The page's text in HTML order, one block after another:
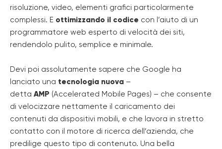
risoluzione, video, elementi grafici particolarmente
complessi. E ottimizzando il codice con l’aiuto di un
programmatore web esperto di velocità dei siti,
rendendolo pulito, semplice e minimale.
Devi poi assolutamente sapere che Google ha
lanciato una tecnologia nuova –
detta AMP (Accelerated Mobile Pages) – che consente
di velocizzare nettamente il caricamento dei
contenuti da dispositivi mobili, e che lavora in stretto
contatto con il motore di ricerca dell’azienda, che
predilige questo tipo di contenuto. Una bella